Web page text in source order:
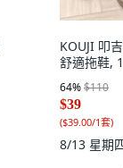
KOUJI 叩
舒適拖鞋,
64%$110
$39
($39.00/1套)
8/13 星期